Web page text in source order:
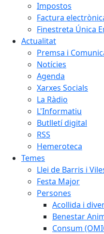
Impostos
Factura
Finestreta Única
Actualitat
Premsa i
Notícies
Agenda
Xarxes Socials
La Ràdio
L'Informatiu
Butlletí digital
RSS
Hemeroteca
Temes
Llei de Barris i
Festa Major
Persones
Acollida i
Benestar
Consum